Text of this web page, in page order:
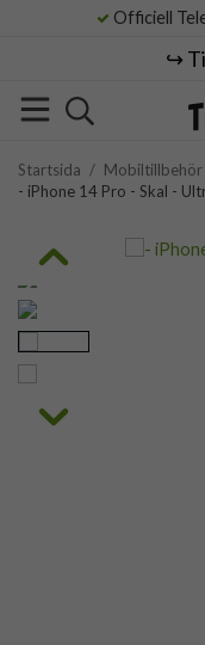
Officiell
↪️
Startsida / Mobiltillbehör
- iPhone 14 Pro - Skal -